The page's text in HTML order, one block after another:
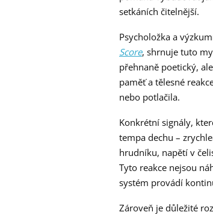
setkáních čitelnější.
Psycholožka a
Score, shrnuje tuto
přehnaně poetický,
paměť a tělesné
nebo potlačila.
Konkrétní signály,
tempa dechu –
hrudníku, napětí v
Tyto reakce nejsou
systém provádí
Zároveň je důležité